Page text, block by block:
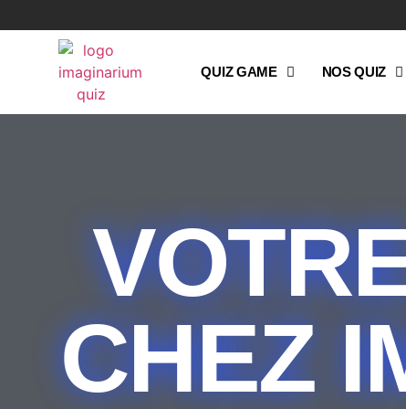
QUIZ GAME NOS QUIZ
CHEZ